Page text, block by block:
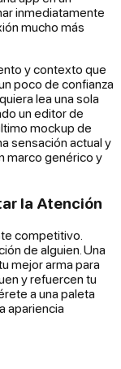
inmediatamente
mucho más
y contexto que
poco de confianza
lea una sola
un editor de
mockup de
sensación actual y
marco genérico y
la Atención
competitivo.
de alguien. Una
mejor arma para
y refuercen tu
a una paleta
apariencia